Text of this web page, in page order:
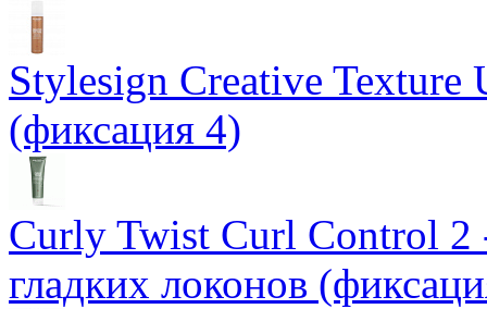
Stylesign Creative
(фиксация 4)
Curly Twist Curl Control
гладких локонов